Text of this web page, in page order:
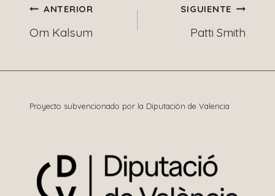
Navegación
de
entradas
ANTERIOR
Om Kalsum
SIGUIENTE
Patti Smith
Proyecto subvencionado por la Diputación de Valencia